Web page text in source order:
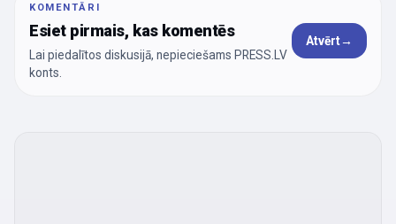
KOMENTĀRI
Esiet pirmais, kas komentēs
Lai piedalītos diskusijā, nepieciešams PRESS.LV
konts.
Atvērt→